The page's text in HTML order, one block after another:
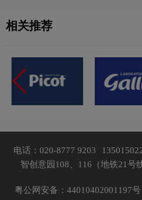
相关推荐
电话：020-8777 9203
智创意园108、116（地铁21号
粤公网安备：44010402001197号